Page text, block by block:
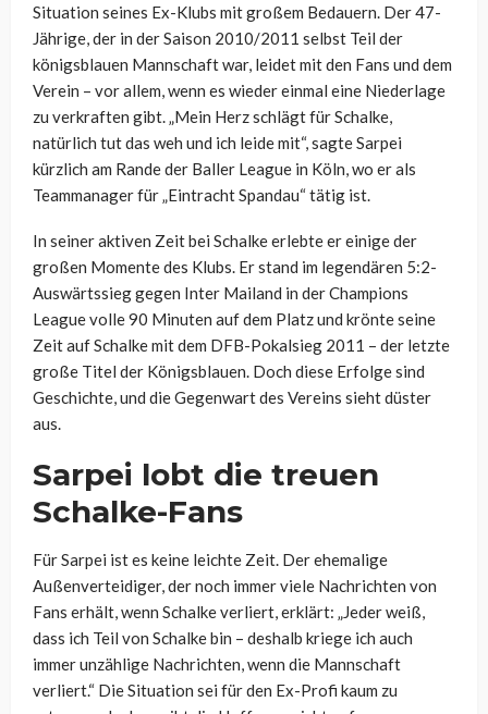
Situation seines Ex-Klubs mit großem Bedauern. Der 47-
Jährige, der in der Saison 2010/2011 selbst Teil der
königsblauen Mannschaft war, leidet mit den Fans und dem
Verein – vor allem, wenn es wieder einmal eine Niederlage
zu verkraften gibt. „Mein Herz schlägt für Schalke,
natürlich tut das weh und ich leide mit“, sagte Sarpei
kürzlich am Rande der Baller League in Köln, wo er als
Teammanager für „Eintracht Spandau“ tätig ist.
In seiner aktiven Zeit bei Schalke erlebte er einige der
großen Momente des Klubs. Er stand im legendären 5:2-
Auswärtssieg gegen Inter Mailand in der Champions
League volle 90 Minuten auf dem Platz und krönte seine
Zeit auf Schalke mit dem DFB-Pokalsieg 2011 – der letzte
große Titel der Königsblauen. Doch diese Erfolge sind
Geschichte, und die Gegenwart des Vereins sieht düster
aus.
Sarpei lobt die treuen
Schalke-Fans
Für Sarpei ist es keine leichte Zeit. Der ehemalige
Außenverteidiger, der noch immer viele Nachrichten von
Fans erhält, wenn Schalke verliert, erklärt: „Jeder weiß,
dass ich Teil von Schalke bin – deshalb kriege ich auch
immer unzählige Nachrichten, wenn die Mannschaft
verliert.“ Die Situation sei für den Ex-Profi kaum zu